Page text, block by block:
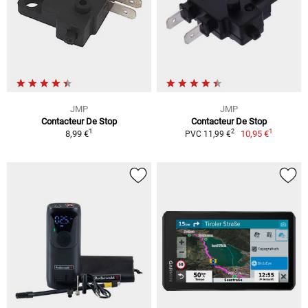
JMP
Contacteur De Stop
8,99 €1
JMP
Contacteur De Stop
PVC 11,99 €2 10,95 €1